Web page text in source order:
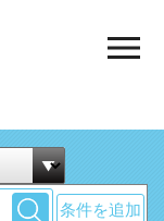
条件を追加